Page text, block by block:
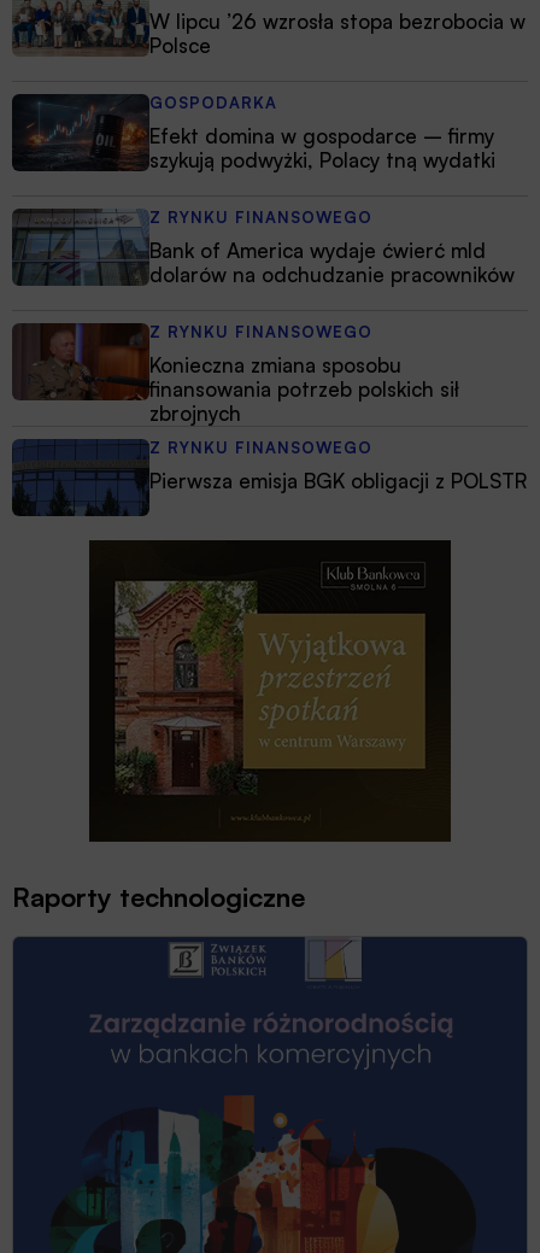
W lipcu ’26 wzrosła stopa bezrobocia w
Polsce
GOSPODARKA
Efekt domina w gospodarce – firmy
szykują podwyżki, Polacy tną wydatki
Z RYNKU FINANSOWEGO
Bank of America wydaje ćwierć mld
dolarów na odchudzanie pracowników
Z RYNKU FINANSOWEGO
Konieczna zmiana sposobu
finansowania potrzeb polskich sił
zbrojnych
Z RYNKU FINANSOWEGO
Pierwsza emisja BGK obligacji z POLSTR
Raporty technologiczne